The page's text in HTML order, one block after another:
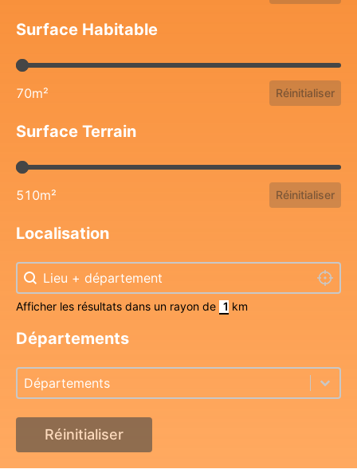
Surface Habitable
Surface Habitable
70m² Réinitialiser
Surface Terrain
Surface Terrain
510m² Réinitialiser
Localisation
Localisation
Localisation
Afficher les résultats dans un rayon de km
Départements
Départements
Départements
Départements
Réinitialiser